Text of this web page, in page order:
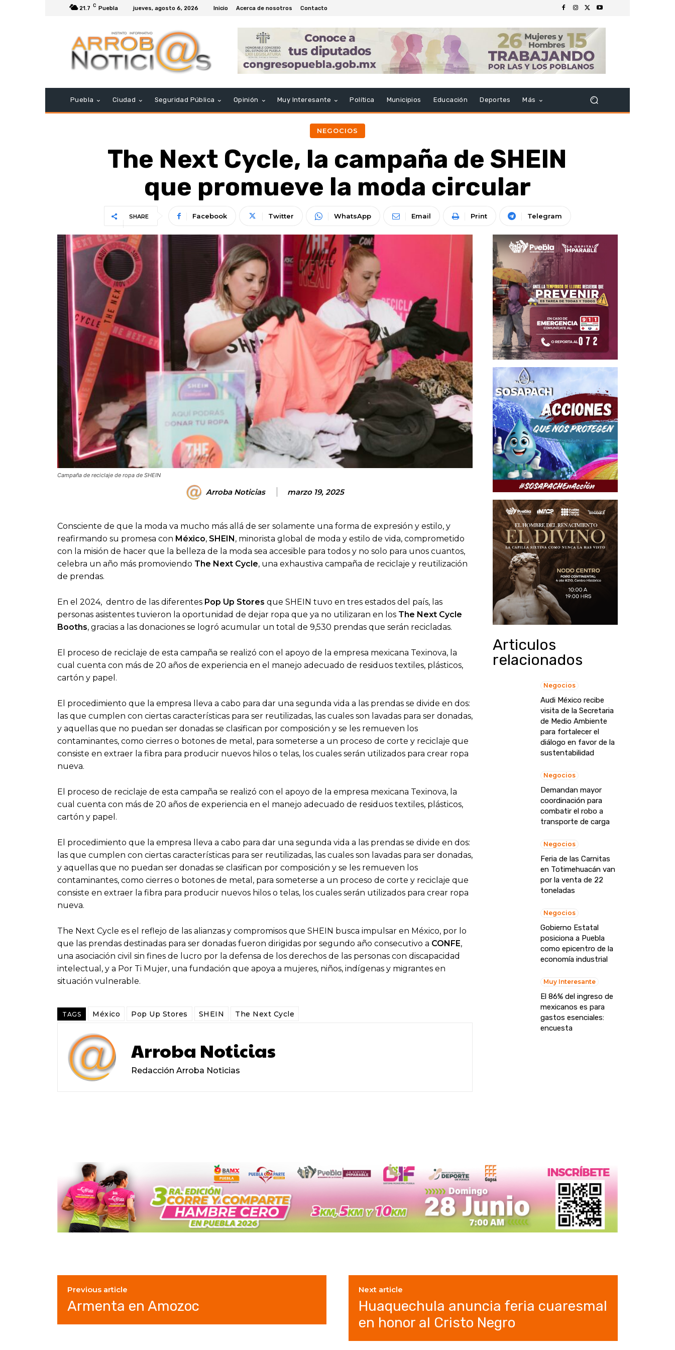
21.7 C Puebla jueves, agosto 6, 2026 Inicio Acerca de nosotros Contacto
Puebla Ciudad Seguridad Pública Opinión Muy Interesante Política Municipios Educación Deportes Más
NEGOCIOS
The Next Cycle, la campaña de SHEIN
que promueve la moda circular
SHARE Facebook Twitter WhatsApp Email Print Telegram
Campaña de reciclaje de ropa de SHEIN
Arroba Noticias marzo 19, 2025
Consciente de que la moda va mucho más allá de ser solamente una forma de expresión y estilo, y
reafirmando su promesa con México, SHEIN, minorista global de moda y estilo de vida, comprometido
con la misión de hacer que la belleza de la moda sea accesible para todos y no solo para unos cuantos,
celebra un año más promoviendo The Next Cycle, una exhaustiva campaña de reciclaje y reutilización
de prendas.
En el 2024, dentro de las diferentes Pop Up Stores que SHEIN tuvo en tres estados del país, las
personas asistentes tuvieron la oportunidad de dejar ropa que ya no utilizaran en los The Next Cycle
Booths, gracias a las donaciones se logró acumular un total de 9,530 prendas que serán recicladas.
El proceso de reciclaje de esta campaña se realizó con el apoyo de la empresa mexicana Texinova, la
cual cuenta con más de 20 años de experiencia en el manejo adecuado de residuos textiles, plásticos,
cartón y papel.
El procedimiento que la empresa lleva a cabo para dar una segunda vida a las prendas se divide en dos:
las que cumplen con ciertas características para ser reutilizadas, las cuales son lavadas para ser donadas,
y aquellas que no puedan ser donadas se clasifican por composición y se les remueven los
contaminantes, como cierres o botones de metal, para someterse a un proceso de corte y reciclaje que
consiste en extraer la fibra para producir nuevos hilos o telas, los cuales serán utilizados para crear ropa
nueva.
El proceso de reciclaje de esta campaña se realizó con el apoyo de la empresa mexicana Texinova, la
cual cuenta con más de 20 años de experiencia en el manejo adecuado de residuos textiles, plásticos,
cartón y papel.
El procedimiento que la empresa lleva a cabo para dar una segunda vida a las prendas se divide en dos:
las que cumplen con ciertas características para ser reutilizadas, las cuales son lavadas para ser donadas,
y aquellas que no puedan ser donadas se clasifican por composición y se les remueven los
contaminantes, como cierres o botones de metal, para someterse a un proceso de corte y reciclaje que
consiste en extraer la fibra para producir nuevos hilos o telas, los cuales serán utilizados para crear ropa
nueva.
The Next Cycle es el reflejo de las alianzas y compromisos que SHEIN busca impulsar en México, por lo
que las prendas destinadas para ser donadas fueron dirigidas por segundo año consecutivo a CONFE,
una asociación civil sin fines de lucro por la defensa de los derechos de las personas con discapacidad
intelectual, y a Por Ti Mujer, una fundación que apoya a mujeres, niños, indígenas y migrantes en
situación vulnerable.
TAGS México Pop Up Stores SHEIN The Next Cycle
Arroba Noticias
Redacción Arroba Noticias
Articulos
relacionados
Negocios
Audi México recibe
visita de la Secretaria
de Medio Ambiente
para fortalecer el
diálogo en favor de la
sustentabilidad
Negocios
Demandan mayor
coordinación para
combatir el robo a
transporte de carga
Negocios
Feria de las Carnitas
en Totimehuacán van
por la venta de 22
toneladas
Negocios
Gobierno Estatal
posiciona a Puebla
como epicentro de la
economía industrial
Muy Interesante
El 86% del ingreso de
mexicanos es para
gastos esenciales:
encuesta
Previous article
Armenta en Amozoc
Next article
Huaquechula anuncia feria cuaresmal
en honor al Cristo Negro